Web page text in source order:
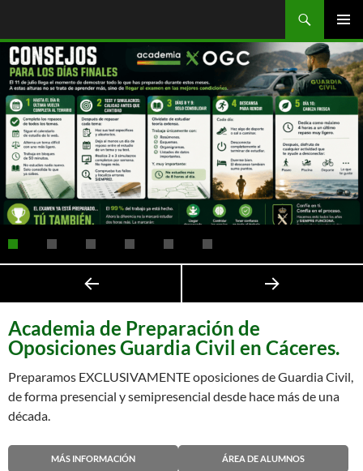
contenido
MENÚ
Academia de Preparación de
Oposiciones Guardia Civil en Cáceres.
Preparamos EXCLUSIVAMENTE oposiciones de Guardia Civil,
de forma presencial y semipresencial desde hace más de una
década.
MÁS INFORMACIÓN ÁREA DE ALUMNOS